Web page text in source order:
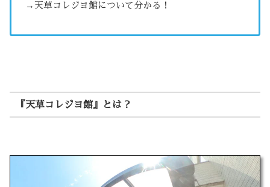
→天草コレジヨ館について分かる！
『天草コレジヨ館』とは？